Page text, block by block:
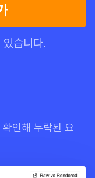
습니다.
인해 누락된 요